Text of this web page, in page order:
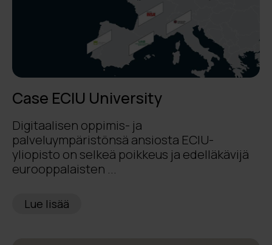
Case ECIU University
Digitaalisen oppimis- ja
palveluympäristönsä ansiosta ECIU-
yliopisto on selkeä poikkeus ja edelläkävijä
eurooppalaisten ...
Lue lisää